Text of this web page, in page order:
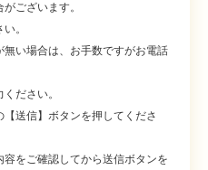
ございます。
。
い場合は、お手数ですがお電話
ださい。
送信】ボタンを押してくださ
をご確認してから送信ボタンを